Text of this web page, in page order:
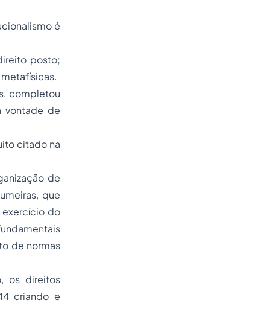
é
posto;
completou
vontade de
citado na
de
que
do
de normas
os direitos
criando e